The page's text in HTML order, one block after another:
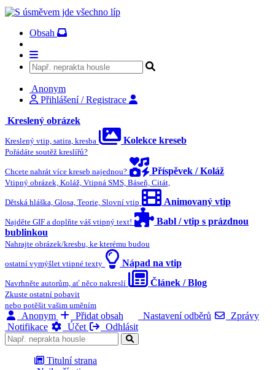
Obsah
Anonym
Přihlášení / Registrace
Kreslený obrázek
Kreslený vtip, satira, kresba Kolekce kreseb
Pořádáte soutěž kreslířů?
Chcete nahrát více kreseb najednou? Příspěvek / Koláž
Vtipný obrázek, Koláž, Vtipná SMS, Báseň, Citát,
Dětská hláška, Glosa, Teorie, Slovní vtip Animovaný vtip
Najděte GIF a doplňte váš vtipný text!
Babl / vtip s prázdnou
bublinkou
Nahrajte obrázek/kresbu, ke kterému budou
ostatní vymýšlet vtipné texty Nápad na vtip
Navrhněte autorům, ať něco nakreslí Článek / Blog
Zkuste ostatní pobavit
nebo potěšit vašim uměním
Anonym Přidat obsah Nastavení odběrů
Zprávy
Notifikace
Účet Odhlásit
Titulní strana